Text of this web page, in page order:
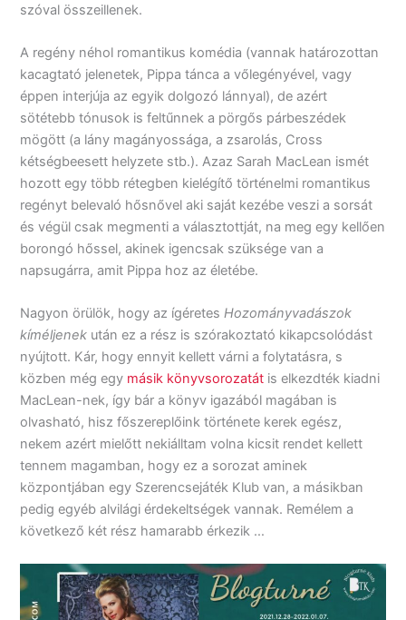
szóval összeillenek.
A regény néhol romantikus komédia (vannak határozottan
kacagtató jelenetek, Pippa tánca a vőlegényével, vagy
éppen interjúja az egyik dolgozó lánnyal), de azért
sötétebb tónusok is feltűnnek a pörgős párbeszédek
mögött (a lány magányossága, a zsarolás, Cross
kétségbeesett helyzete stb.). Azaz Sarah MacLean ismét
hozott egy több rétegben kielégítő történelmi romantikus
regényt belevaló hősnővel aki saját kezébe veszi a sorsát
és végül csak megmenti a választottját, na meg egy kellően
borongó hőssel, akinek igencsak szüksége van a
napsugárra, amit Pippa hoz az életébe.
Nagyon örülök, hogy az ígéretesHozományvadászok
kíméljenek után ez a rész is szórakoztató kikapcsolódást
nyújtott. Kár, hogy ennyit kellett várni a folytatásra, s
közben még egy másik könyvsorozatát is elkezdték kiadni
MacLean-nek, így bár a könyv igazából magában is
olvasható, hisz főszereplőink története kerek egész,
nekem azért mielőtt nekiálltam volna kicsit rendet kellett
tennem magamban, hogy ez a sorozat aminek
központjában egy Szerencsejáték Klub van, a másikban
pedig egyéb alvilági érdekeltségek vannak. Remélem a
következő két rész hamarabb érkezik …